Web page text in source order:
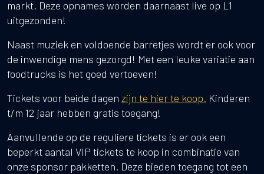
markt. Deze opnames worden daarnaast live op L1
uitgezonden!
Naast muziek en voldoende barretjes wordt er ook voor
de inwendige mens gezorgd! Met een leuke variatie aan
foodtrucks is het goed vertoeven!
Tickets voor beide dagen zijn te hier te koop. Kinderen
t/m 12 jaar hebben gratis toegang!
Aanvullende op de reguliere tickets is er ook een
beperkt aantal VIP tickets te koop in combinatie van
onze sponsor pakketten. Deze bieden toegang tot een